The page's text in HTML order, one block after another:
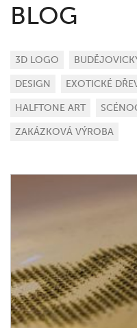
BLOG
3D LOGO
DESIGN EXOTICKÉ
HALFTONE ART
ZAKÁZKOVÁ VÝROBA